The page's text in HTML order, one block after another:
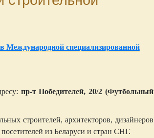
Международной специализированной
пр-т Победителей, 20/2 (Футбольный
строителей, архитекторов, дизайнеров
из Беларуси и стран СНГ.